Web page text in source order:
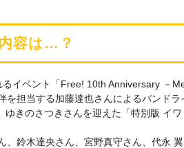
容は…？
イベント「Free! 10th Anniversary －
を担当する加藤達也さんによるバンド
きのさつきさんを迎えた「特別版 イ
、鈴木達央さん、宮野真守さん、代永